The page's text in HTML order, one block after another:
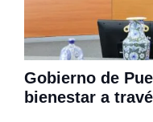
Gobierno de
bienestar a